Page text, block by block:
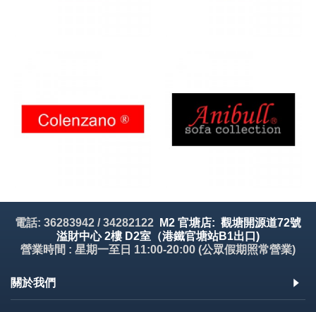
電話: 36283942 / 34282122
M2 官塘店: 觀塘開源道72號
溢財中心 2樓 D2室（港鐵官塘站B1出口)
營業時間 : 星期一至日 11:00-20:00 (公眾假期照常營業)
關於我們